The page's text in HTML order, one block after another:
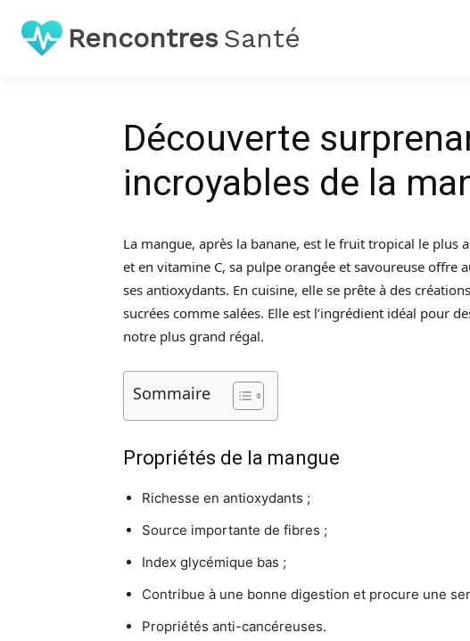
Rencontres Santé
Découverte
incroyables de la
La mangue, après la banane, est le fruit tropical le plus
et en vitamine C, sa pulpe orangée et savoureuse offre
ses antioxydants. En cuisine, elle se prête à des
sucrées comme salées. Elle est l’ingrédient idéal pour
notre plus grand régal.
Sommaire
Propriétés de la mangue
Richesse en antioxydants ;
Source importante de fibres ;
Index glycémique bas ;
Contribue à une bonne digestion et procure une
Propriétés anti-cancéreuses.